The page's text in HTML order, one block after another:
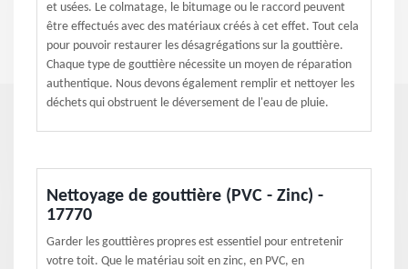
et usées. Le colmatage, le bitumage ou le raccord peuvent
être effectués avec des matériaux créés à cet effet. Tout cela
pour pouvoir restaurer les désagrégations sur la gouttière.
Chaque type de gouttière nécessite un moyen de réparation
authentique. Nous devons également remplir et nettoyer les
déchets qui obstruent le déversement de l'eau de pluie.
Nettoyage de gouttière (PVC - Zinc) -
17770
Garder les gouttières propres est essentiel pour entretenir
votre toit. Que le matériau soit en zinc, en PVC, en